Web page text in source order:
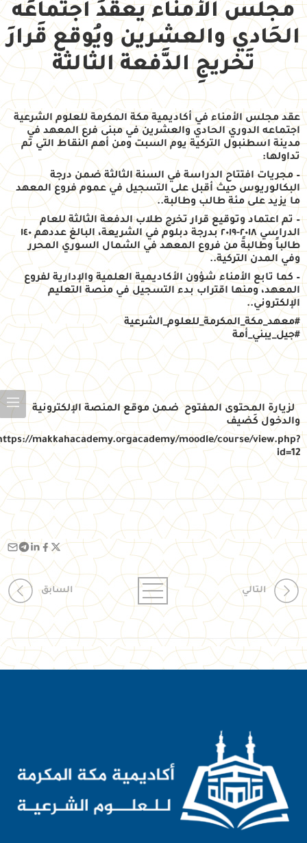
مجلس الأمناء يعقدُ اجتماعَه
الحَادي والعشرين ويُوقع قَرارَ
تَخريجِ الدَّفعة الثالثة
عقد مجلس الأمناء في أكاديمية مكة المكرمة للعلوم الشرعية
اجتماعه الدوري الحادي والعشرين في مبنى فرع المعهد في
مدينة اسطنبول التركية يوم السبت ومن أهم النقاط التي تم
تداولها:
– مجريات افتتاح الدراسة في السنة الثالثة ضمن درجة
البكالوريوس حيث أقبل على التسجيل في عموم فروع المعهد
ما يزيد على مئة طالب وطالبة..
– تم اعتماد وتوقيع قرار تخرج طلاب الدفعة الثالثة للعام
الدراسي ٢٠١٨-٢٠١٩ بدرجة دبلوم في الشريعة، البالغ عددهم ١٤٠
طالباً وطالبةً من فروع المعهد في الشمال السوري المحرر
وفي المدن التركية..
– كما تابع الأمناء شؤون الأكاديمية العلمية والإدارية لفروع
المعهد، ومنها اقتراب بدء التسجيل في منصة التعليم
الإلكتروني..
#معهد_مكة_المكرمة_للعلوم_الشرعية
#جيل_يبني_أمة
لزيارة المحتوى المفتوح ضمن موقع المنصة الإلكترونية
والدخول كَضيف
makkahacademy.orgacademy/moodle/course/view.php?
id=12
السابق التالي